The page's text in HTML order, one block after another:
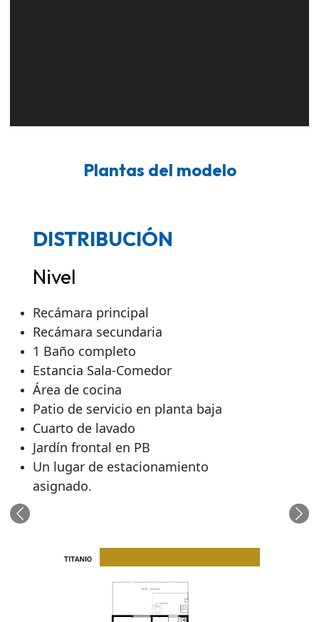
Plantas del modelo
DISTRIBUCIÓN
Nivel
Recámara principal
Recámara secundaria
1 Baño completo
Estancia Sala-Comedor
Área de cocina
Patio de servicio en planta baja
Cuarto de lavado
Jardín frontal en PB
Un lugar de estacionamiento
asignado.
Anterior